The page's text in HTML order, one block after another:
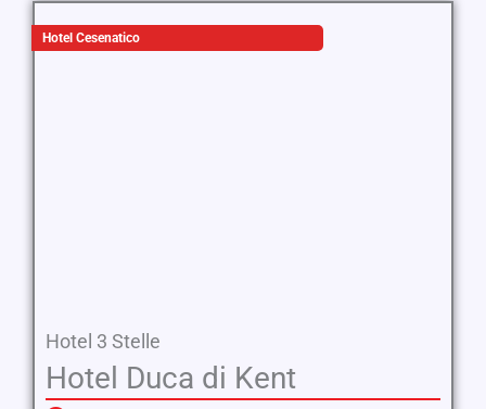
Hotel Cesenatico
Hotel 3 Stelle
Hotel Duca di Kent